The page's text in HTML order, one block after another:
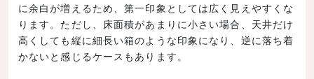
に余白が増えるため、第一印象としては広く見えやすくな
ります。ただし、床面積があまりに小さい場合、天井だけ
高くしても縦に細長い箱のような印象になり、逆に落ち着
かないと感じるケースもあります。